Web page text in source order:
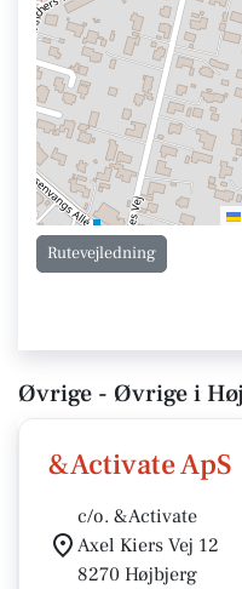
Rutevejledning
Øvrige - Øvrige i
&Activate ApS
c/o. &Activate
Axel Kiers Vej 12
8270 Højbjerg